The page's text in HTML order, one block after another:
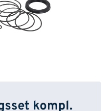
kompl.